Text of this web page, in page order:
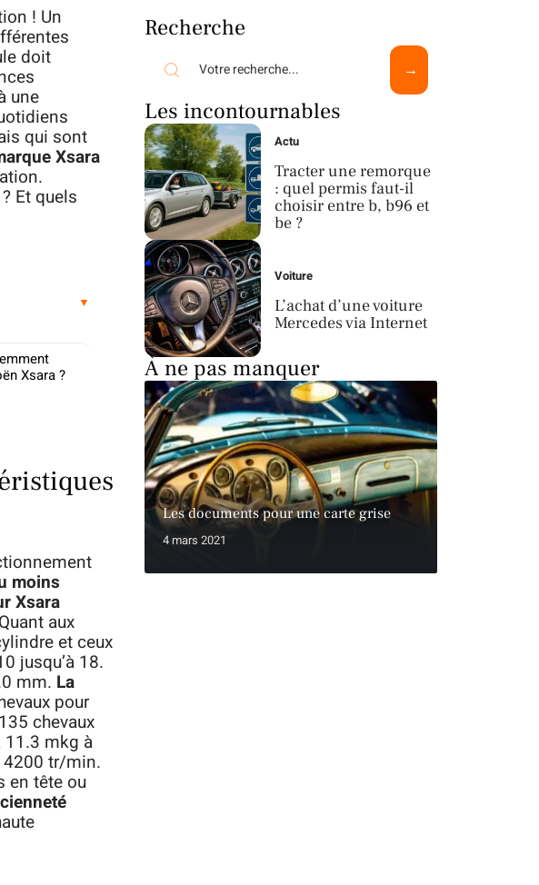
! Un
doit
une
qui sont
Xsara
? Et quels
Xsara ?
moins
Xsara
aux
et ceux
jusqu’à 18.
mm. La
pour
chevaux
mkg à
tr/min.
en tête ou
Recherche
Les incontournables
Actu
Tracter une remorque
: quel permis faut-il
choisir entre b, b96 et
be ?
Voiture
L’achat d’une voiture
Mercedes via Internet
À ne pas manquer
Les documents pour une carte grise
4 mars 2021